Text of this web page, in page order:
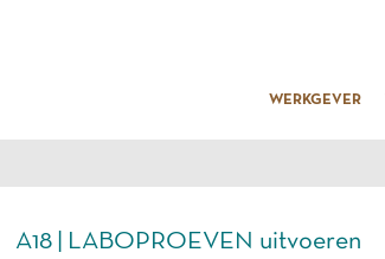
WERKGEVER
A18 | LABOPROEVEN uitvoeren